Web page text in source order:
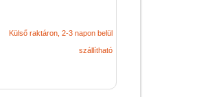
Külső raktáron, 2-3 napon belül
szállítható